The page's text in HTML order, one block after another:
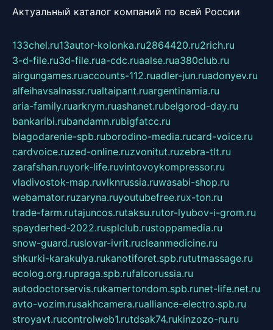
Актуальный каталог компаний по всей России
133chel.ru13autor-kolonka.ru2864420.ru2rich.ru
3-d-file.ru3d-file.rua-cdc.ruaalse.rua380club.ru
airgungames.ruaccounts-112.ruadler-jun.ruadonyev.ru
alfeihavsalnassr.rualtaipant.ruargentinamia.ru
aria-family.ruarkrym.ruashanet.rubelgorod-day.ru
bankaribi.rubandamn.rubigfatcc.ru
blagodarenie-spb.ruborodino-media.rucard-voice.ru
cardvoice.ruzed-online.ruzvonitut.ruzebra-tlt.ru
zarafshan.ruyork-life.ruvintovoykompressor.ru
vladivostok-map.ruvlknrussia.ruwasabi-shop.ru
webamator.ruzaryna.ruyoutubefree.rux-ton.ru
trade-farm.rutajuncos.rutaksu.rutor-lyubov-i-grom.ru
spayderhed-2022.rusplclub.rustoppamedia.ru
snow-guard.ruslovar-ivrit.rucleanmedicine.ru
shkurki-karakulya.rukanotiforet.spb.rututmassage.ru
ecolog.org.rupraga.spb.rufalcorussia.ru
autodoctorservis.rukamertondom.spb.runet-life.net.ru
avto-vozim.rusakhcamera.rualliance-electro.spb.ru
stroyavt.rucontrolweb1.rutdsak74.rukinzozo-ru.ru